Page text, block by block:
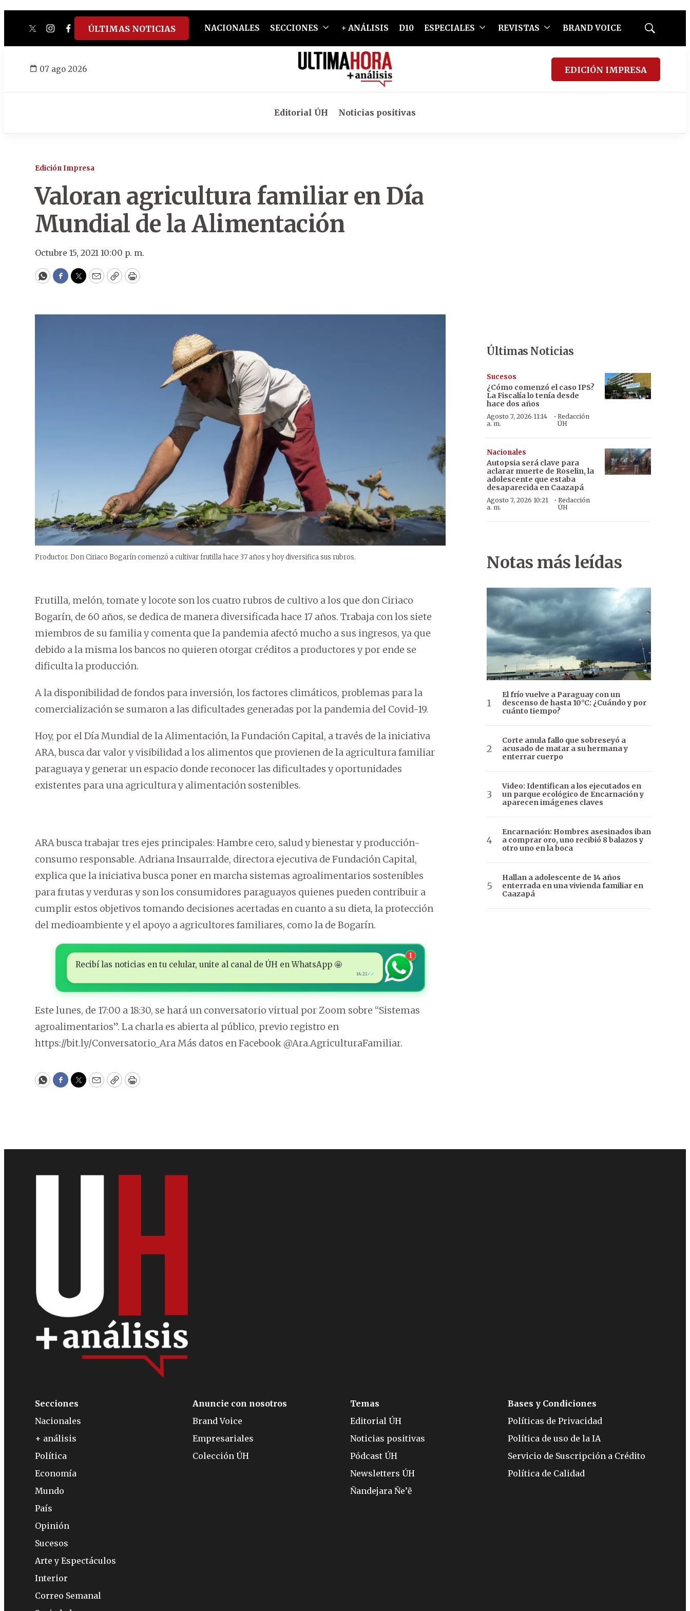
twitterinstagram
facebook
tiktokyoutube
spotify
ÚLTIMAS NOTICIAS NACIONALES SECCIONES + ANÁLISIS D10 ESPECIALES REVISTAS BRAND VOICE
Mostrar
07 ago 2026 EDICIÓN IMPRESA
Editorial ÚH Noticias positivas
Edición Impresa
Valoran agricultura familiar en Día
Mundial de la Alimentación
Octubre 15, 2021 10:00 p. m.
WhatsApp
Facebook
Twitter
EmailCopyPrint
Productor. Don Ciriaco Bogarín comenzó a cultivar frutilla hace 37 años y hoy diversifica sus rubros.
Frutilla, melón, tomate y locote son los cuatro rubros de cultivo a los que don Ciriaco
Bogarín, de 60 años, se dedica de manera diversificada hace 17 años. Trabaja con los siete
miembros de su familia y comenta que la pandemia afectó mucho a sus ingresos, ya que
debido a la misma los bancos no quieren otorgar créditos a productores y por ende se
dificulta la producción.
A la disponibilidad de fondos para inversión, los factores climáticos, problemas para la
comercialización se sumaron a las dificultades generadas por la pandemia del Covid-19.
Hoy, por el Día Mundial de la Alimentación, la Fundación Capital, a través de la iniciativa
ARA, busca dar valor y visibilidad a los alimentos que provienen de la agricultura familiar
paraguaya y generar un espacio donde reconocer las dificultades y oportunidades
existentes para una agricultura y alimentación sostenibles.
ARA busca trabajar tres ejes principales: Hambre cero, salud y bienestar y producción-
consumo responsable. Adriana Insaurralde, directora ejecutiva de Fundación Capital,
explica que la iniciativa busca poner en marcha sistemas agroalimentarios sostenibles
para frutas y verduras y son los consumidores paraguayos quienes pueden contribuir a
cumplir estos objetivos tomando decisiones acertadas en cuanto a su dieta, la protección
del medioambiente y el apoyo a agricultores familiares, como la de Bogarín.
Recibí las noticias en tu celular, unite al canal de ÚH en WhatsApp 🤩
14:21✓✓
1
Este lunes, de 17:00 a 18:30, se hará un conversatorio virtual por Zoom sobre “Sistemas
agroalimentarios”. La charla es abierta al público, previo registro en
https://bit.ly/Conversatorio_Ara Más datos en Facebook @Ara.AgriculturaFamiliar.
WhatsApp
Facebook
Twitter
EmailCopyPrint
Últimas Noticias
Sucesos
¿Cómo comenzó el caso IPS?
La Fiscalía lo tenía desde
hace dos años
Agosto 7, 2026 11:14
a. m.
· Redacción
ÚH
Nacionales
Autopsia será clave para
aclarar muerte de Roselin, la
adolescente que estaba
desaparecida en Caazapá
Agosto 7, 2026 10:21
a. m.
· Redacción
ÚH
Notas más leídas
El frío vuelve a Paraguay con un
descenso de hasta 10°C: ¿Cuándo y por
cuánto tiempo?
Corte anula fallo que sobreseyó a
acusado de matar a su hermana y
enterrar cuerpo
Video: Identifican a los ejecutados en
un parque ecológico de Encarnación y
aparecen imágenes claves
Encarnación: Hombres asesinados iban
a comprar oro, uno recibió 8 balazos y
otro uno en la boca
Hallan a adolescente de 14 años
enterrada en una vivienda familiar en
Caazapá
Secciones
Nacionales
+ análisis
Política
Economía
Mundo
País
Opinión
Sucesos
Arte y Espectáculos
Interior
Correo Semanal
Anuncie con nosotros
Brand Voice
Empresariales
Colección ÚH
Temas
Editorial ÚH
Noticias positivas
Pódcast ÚH
Newsletters ÚH
Ñandejara Ñe’ẽ
Bases y Condiciones
Políticas de Privacidad
Política de uso de la IA
Servicio de Suscripción a Crédito
Política de Calidad